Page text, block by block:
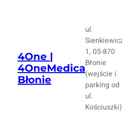
4One |
4OneMedica
Błonie
ul.
1, 05-870
Błonie
(wejście i
parking od
ul.
Kościuszki)